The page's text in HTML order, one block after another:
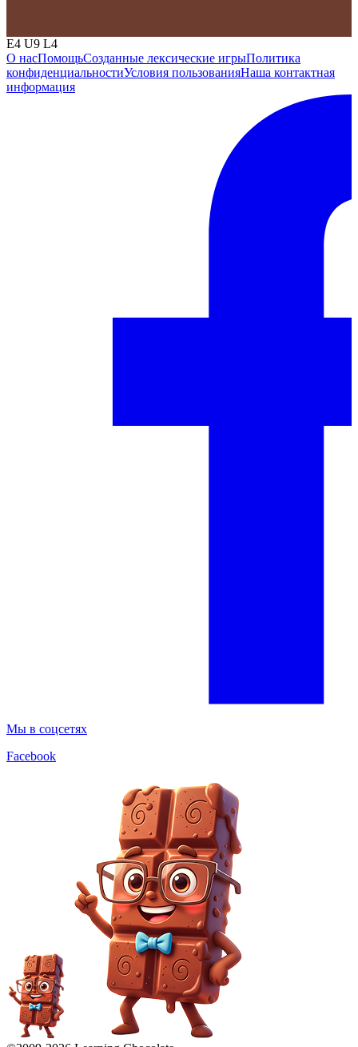
E4 U9 L4
О насПомощьСозданные лексические игрыПолитика
конфиденциальностиУсловия пользованияНаша контактная
информация
Мы в соцсетях
Facebook